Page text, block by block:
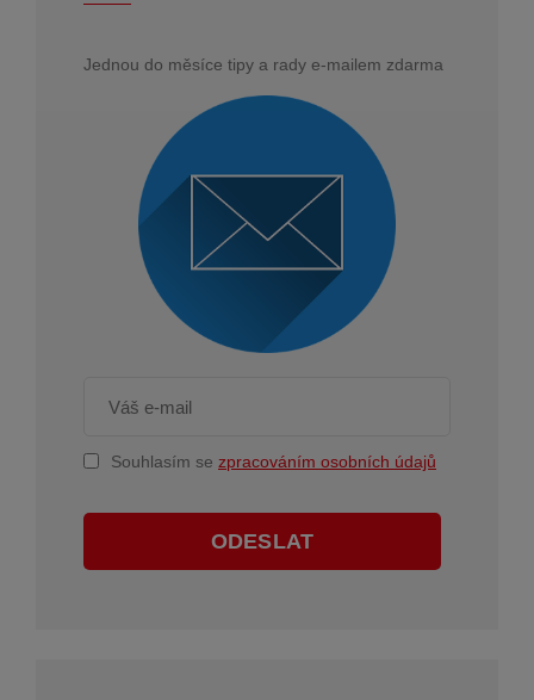
Jednou do měsíce tipy a rady e-mailem zdarma
Souhlasím se zpracováním osobních údajů
ODESLAT